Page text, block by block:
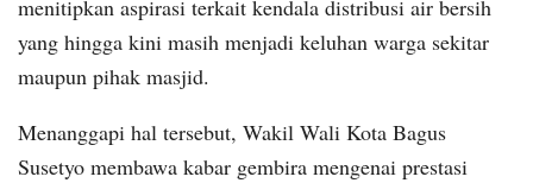
menitipkan aspirasi terkait kendala distribusi air bersih
yang hingga kini masih menjadi keluhan warga sekitar
maupun pihak masjid.
Menanggapi hal tersebut, Wakil Wali Kota Bagus
Susetyo membawa kabar gembira mengenai prestasi